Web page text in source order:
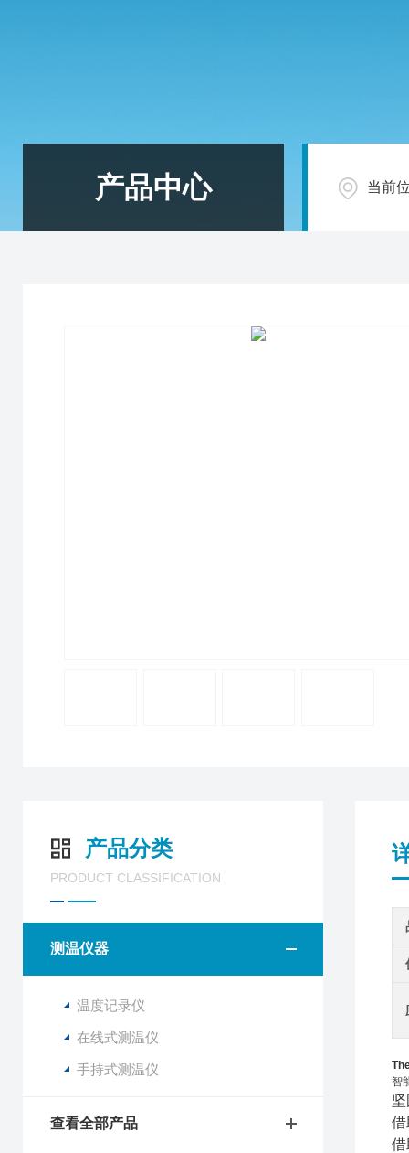
产品中心 当前
产品分类
PRODUCT CLASSIFICATION
测温仪器
温度记录仪
在线式测温仪
手持式测温仪
查看全部产品
智
借
借